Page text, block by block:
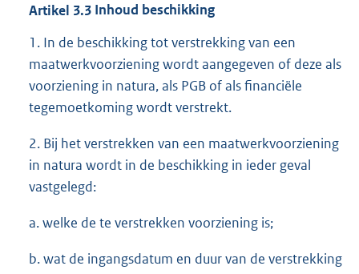
Artikel 3.3 Inhoud beschikking
1. In de beschikking tot verstrekking van een
maatwerkvoorziening wordt aangegeven of deze als
voorziening in natura, als PGB of als financiële
tegemoetkoming wordt verstrekt.
2. Bij het verstrekken van een maatwerkvoorziening
in natura wordt in de beschikking in ieder geval
vastgelegd:
a. welke de te verstrekken voorziening is;
b. wat de ingangsdatum en duur van de verstrekking